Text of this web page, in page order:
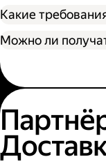
Какие
Можно ли